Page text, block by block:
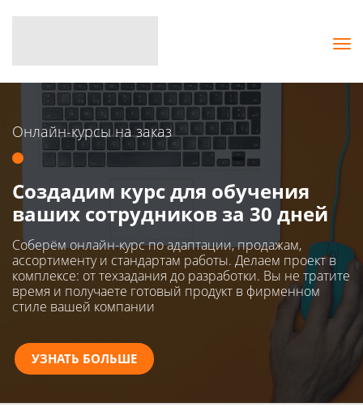
Онлайн-курсы на заказ
Создадим курс для обучения
ваших сотрудников за 30 дней
Соберём онлайн-курс по адаптации, продажам,
ассортименту и стандартам работы. Делаем проект в
комплексе: от техзадания до разработки. Вы не тратите
время и получаете готовый продукт в фирменном
стиле вашей компании
УЗНАТЬ БОЛЬШЕ